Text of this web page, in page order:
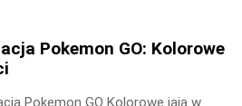
Pokemon GO: Kolorowe
Pokemon GO Kolorowe jaja w